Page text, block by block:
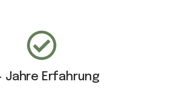
Jahre Erfahrung